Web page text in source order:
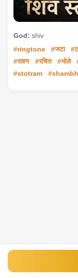
God: shiv
#ringtone
#जटा
#रावण
#रचित #भोले
#stotram